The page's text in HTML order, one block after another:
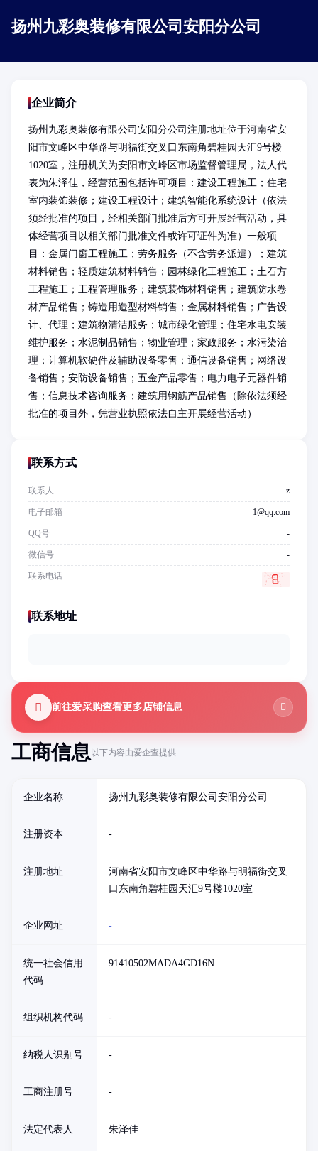
扬州九彩奥装修有限公司安阳分公司
工商信息以下内容由爱企查提供
企业名称 扬州九彩奥装修有限公司安阳分公司
注册资本 -
注册地址
河南省安阳市文峰区中华路与明福街交叉
口东南角碧桂园天汇9号楼1020室
企业网址 -
统一社会信用
代码
91410502MADA4GD16N
组织机构代码 -
纳税人识别号 -
工商注册号 -
法定代表人 朱泽佳
企业简介
扬州九彩奥装修有限公司安阳分公司注册地址位于河南省安
阳市文峰区中华路与明福街交叉口东南角碧桂园天汇9号楼
1020室，注册机关为安阳市文峰区市场监督管理局，法人代
表为朱泽佳，经营范围包括许可项目：建设工程施工；住宅
室内装饰装修；建设工程设计；建筑智能化系统设计（依法
须经批准的项目，经相关部门批准后方可开展经营活动，具
体经营项目以相关部门批准文件或许可证件为准）一般项
目：金属门窗工程施工；劳务服务（不含劳务派遣）；建筑
材料销售；轻质建筑材料销售；园林绿化工程施工；土石方
工程施工；工程管理服务；建筑装饰材料销售；建筑防水卷
材产品销售；铸造用造型材料销售；金属材料销售；广告设
计、代理；建筑物清洁服务；城市绿化管理；住宅水电安装
维护服务；水泥制品销售；物业管理；家政服务；水污染治
理；计算机软硬件及辅助设备零售；通信设备销售；网络设
备销售；安防设备销售；五金产品零售；电力电子元器件销
售；信息技术咨询服务；建筑用钢筋产品销售（除依法须经
批准的项目外，凭营业执照依法自主开展经营活动）
联系方式
联系人 z
电子邮箱 1@qq.com
QQ号 -
微信号 -
联系电话
联系地址
-
前往爱采购查看更多店铺信息